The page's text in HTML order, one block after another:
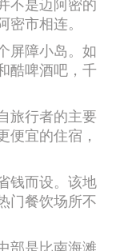
不是迈阿密的
市相连。
屏障小岛。如
酷啤酒吧，千
旅行者的主要
便宜的住宿，
钱而设。该地
门餐饮场所不
部是比南海滩